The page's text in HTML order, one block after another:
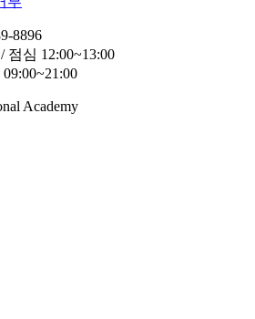
8896
점심 12:00~13:00
Academy